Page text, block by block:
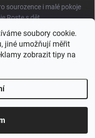
soubory cookie.
jiné umožňují měřit
zobrazit tipy na
sourozence i malé pokoje
Roste s dět...
pro malé prostory i
živo...
práva vyhrazena.Upravit